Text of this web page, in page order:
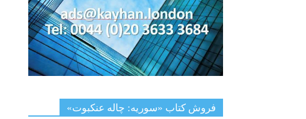
فروش کتاب «سوریه: چاله عنکبوت»